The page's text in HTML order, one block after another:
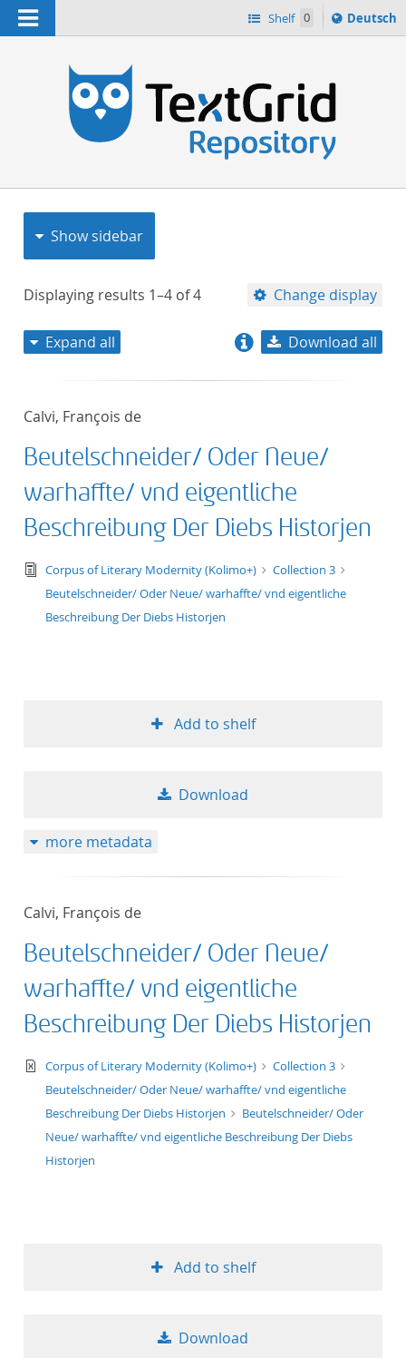
Navigation Shelf 0
Sprache
ï¿½ndern
Deutsch
Show sidebar
Displaying results 1–4 of4 Change display
title descending
format ascending
format
Expand all Download all
Calvi, François de
Beutelschneider/ Oder Neue/
warhaffte/ vnd eigentliche
Beschreibung Der Diebs Historjen
text/tg.edition+tg.aggregation+xml
Corpus of Literary Modernity (Kolimo+)
Collection 3
Beutelschneider/ Oder Neue/ warhaffte/ vnd eigentliche
Beschreibung Der Diebs Historjen
Add to shelf
Download
more metadata
Calvi, François de
Beutelschneider/ Oder Neue/
warhaffte/ vnd eigentliche
Beschreibung Der Diebs Historjen
text/xml
Corpus of Literary Modernity (Kolimo+)
Collection 3
Beutelschneider/ Oder Neue/ warhaffte/ vnd eigentliche
Beschreibung Der Diebs Historjen
Beutelschneider/ Oder
Neue/ warhaffte/ vnd eigentliche Beschreibung Der Diebs
Historjen
Add to shelf
Download